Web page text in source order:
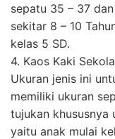
sepatu 35 – 37
sekitar 8 – 10
kelas 5 SD.
4. Kaos Kaki
Ukuran jenis ini
memiliki ukuran
tujukan khususnya
yaitu anak mulai